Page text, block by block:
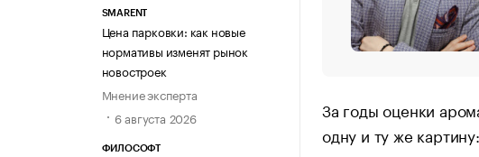
SMARENT
Цена парковки: как новые
нормативы изменят рынок
новостроек
Мнение эксперта
6 августа 2026
ФИЛОСОФТ
За годы оценки
одну и ту же